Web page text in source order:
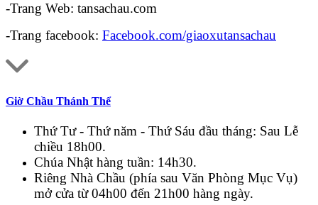
-Trang Web: tansachau.com
-Trang facebook: Facebook.com/giaoxutansachau
Giờ Chầu Thánh Thể
Thứ Tư - Thứ năm - Thứ Sáu đầu tháng: Sau Lễ
chiều 18h00.
Chúa Nhật hàng tuần: 14h30.
Riêng Nhà Chầu (phía sau Văn Phòng Mục Vụ)
mở cửa từ 04h00 đến 21h00 hàng ngày.